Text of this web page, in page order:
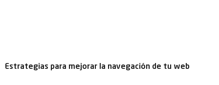
Estrategias para mejorar la navegación de tu web